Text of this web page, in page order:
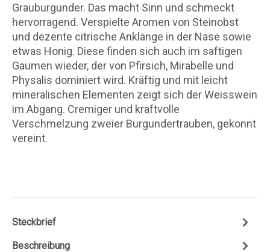
Grauburgunder. Das macht Sinn und schmeckt
hervorragend. Verspielte Aromen von Steinobst
und dezente citrische Anklänge in der Nase sowie
etwas Honig. Diese finden sich auch im saftigen
Gaumen wieder, der von Pfirsich, Mirabelle und
Physalis dominiert wird. Kräftig und mit leicht
mineralischen Elementen zeigt sich der Weisswein
im Abgang. Cremiger und kraftvolle
Verschmelzung zweier Burgundertrauben, gekonnt
vereint.
Steckbrief
Beschreibung